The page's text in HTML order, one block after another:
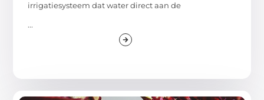
irrigatiesysteem dat water direct aan de
...